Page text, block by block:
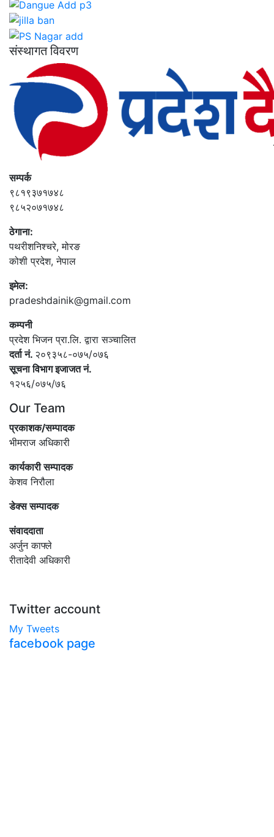
संस्थागत विवरण
सम्पर्क
९८१९३७१७४८
९८५२०७१७४८
ठेगाना:
पथरीशनिश्‍चरे, मोरङ
कोशी प्रदेश, नेपाल
इमेल:
pradeshdainik@gmail.com
कम्पनी
प्रदेश भिजन प्रा.लि. द्वारा सञ्‍चालित
दर्ता नं. २०९३५८-०७५/०७६
सूचना विभाग इजाजत नं.
१२५६/०७५/७६
Our Team
प्रकाशक/सम्पादक
भीमराज अधिकारी
कार्यकारी सम्पादक
केशव निरौला
डेक्स सम्पादक
संवाददाता
अर्जुन काफ्ले
रीतादेवी अधिकारी
Twitter account
My Tweets
facebook page